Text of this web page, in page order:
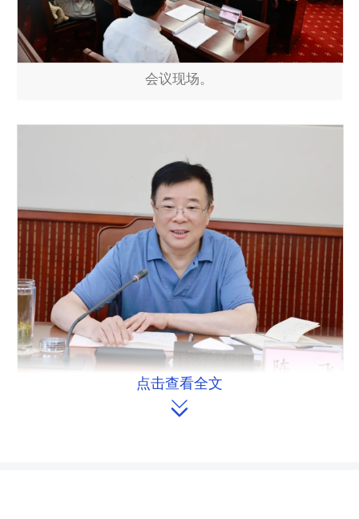
会议现场。
省人大常委会副主任陈飞主持会议并讲话。
点击查看全文
